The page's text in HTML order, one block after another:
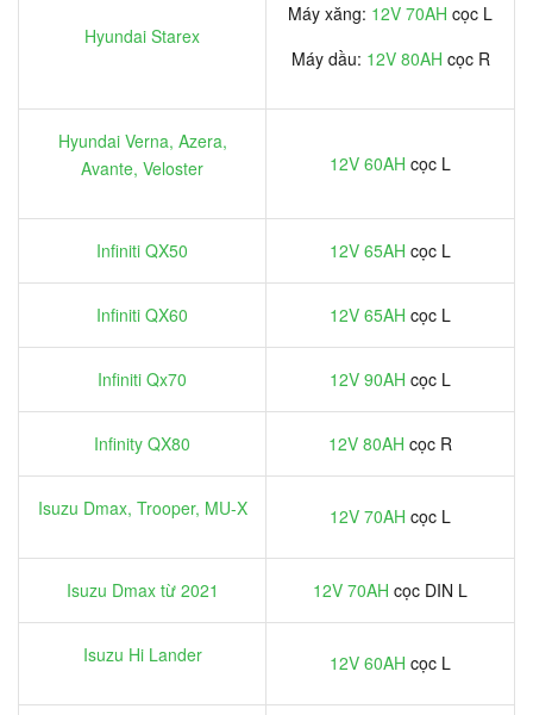
Hyundai Starex
Máy xăng: 12V 70AH cọc L
Máy dầu: 12V 80AH cọc R
Hyundai Verna, Azera,
Avante, Veloster
12V 60AH cọc L
Infiniti QX50 12V 65AH cọc L
Infiniti QX60 12V 65AH cọc L
Infiniti Qx70 12V 90AH cọc L
Infinity QX80 12V 80AH cọc R
Isuzu Dmax, Trooper, MU-X 12V 70AH cọc L
Isuzu Dmax từ 2021 12V 70AH cọc DIN L
Isuzu Hi Lander 12V 60AH cọc L